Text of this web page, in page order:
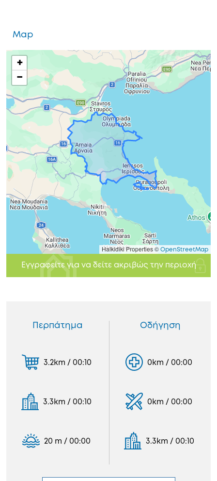
Map
+
−
Halkidiki Properties © OpenStreetMap
Εγγραφείτε για να δείτε ακριβώς την περιοχή
Περπάτημα
3.2km / 00:10
3.3km / 00:10
20 m / 00:00
Οδήγηση
0km / 00:00
0km / 00:00
3.3km / 00:10